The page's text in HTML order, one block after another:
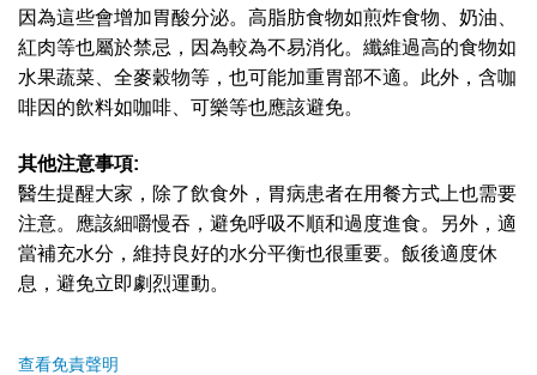
因為這些會增加胃酸分泌。高脂肪食物如煎炸食物、奶油、
紅肉等也屬於禁忌，因為較為不易消化。纖維過高的食物如
水果蔬菜、全麥穀物等，也可能加重胃部不適。此外，含咖
啡因的飲料如咖啡、可樂等也應該避免。
其他注意事項:
醫生提醒大家，除了飲食外，胃病患者在用餐方式上也需要
注意。應該細嚼慢吞，避免呼吸不順和過度進食。另外，適
當補充水分，維持良好的水分平衡也很重要。飯後適度休
息，避免立即劇烈運動。
查看免責聲明